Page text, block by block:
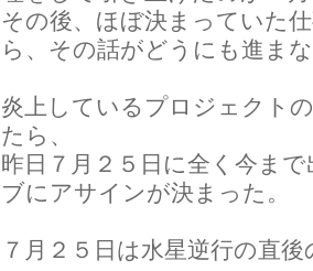
その後、ほぼ決まっていた
ら、その話がどうにも進ま
炎上しているプロジェクト
たら、
昨日７月２５日に全く今ま
ブにアサインが決まった。
７月２５日は水星逆行の直